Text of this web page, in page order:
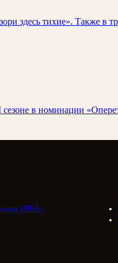
здесь тихие». Также в
в номинации
(РБА)